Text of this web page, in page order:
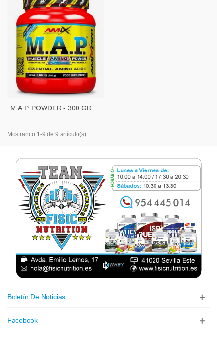
M.A.P. POWDER - 300 GR
Mostrando 1-9 de 9 artículo(s)
Boletín De Noticias
Facebook